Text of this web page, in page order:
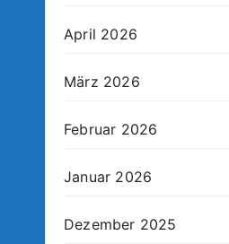
April 2026
März 2026
Februar 2026
Januar 2026
Dezember 2025